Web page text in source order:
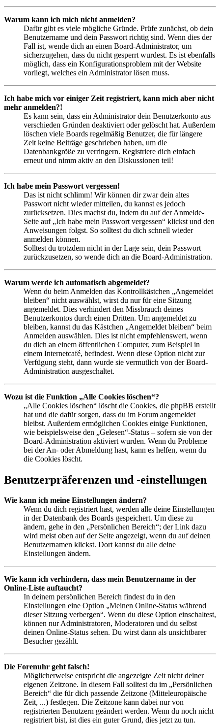
Warum kann ich mich nicht anmelden?
Dafür gibt es viele mögliche Gründe. Prüfe zunächst, ob dein
Benutzername und dein Passwort richtig sind. Wenn dies der
Fall ist, wende dich an einen Board-Administrator, um
sicherzugehen, dass du nicht gesperrt wurdest. Es ist ebenfalls
möglich, dass ein Konfigurationsproblem mit der Website
vorliegt, welches ein Administrator lösen muss.
Ich habe mich vor einiger Zeit registriert, kann mich aber nicht
mehr anmelden?!
Es kann sein, dass ein Administrator dein Benutzerkonto aus
verschieden Gründen deaktiviert oder gelöscht hat. Außerdem
löschen viele Boards regelmäßig Benutzer, die für längere
Zeit keine Beiträge geschrieben haben, um die
Datenbankgröße zu verringern. Registriere dich einfach
erneut und nimm aktiv an den Diskussionen teil!
Ich habe mein Passwort vergessen!
Das ist nicht schlimm! Wir können dir zwar dein altes
Passwort nicht wieder mitteilen, du kannst es jedoch
zurücksetzen. Dies machst du, indem du auf der Anmelde-
Seite auf „Ich habe mein Passwort vergessen“ klickst und den
Anweisungen folgst. So solltest du dich schnell wieder
anmelden können.
Solltest du trotzdem nicht in der Lage sein, dein Passwort
zurückzusetzen, so wende dich an die Board-Administration.
Warum werde ich automatisch abgemeldet?
Wenn du beim Anmelden das Kontrollkästchen „Angemeldet
bleiben“ nicht auswählst, wirst du nur für eine Sitzung
angemeldet. Dies verhindert den Missbrauch deines
Benutzerkontos durch einen Dritten. Um angemeldet zu
bleiben, kannst du das Kästchen „Angemeldet bleiben“ beim
Anmelden auswählen. Dies ist nicht empfehlenswert, wenn
du dich an einem öffentlichen Computer, zum Beispiel in
einem Internetcafé, befindest. Wenn diese Option nicht zur
Verfügung steht, dann wurde sie vermutlich von der Board-
Administration ausgeschaltet.
Wozu ist die Funktion „Alle Cookies löschen“?
„Alle Cookies löschen“ löscht die Cookies, die phpBB erstellt
hat und die dafür sorgen, dass du im Forum angemeldet
bleibst. Außerdem ermöglichen Cookies einige Funktionen,
wie beispielsweise den „Gelesen“-Status – sofern sie von der
Board-Administration aktiviert wurden. Wenn du Probleme
bei der An- oder Abmeldung hast, kann es helfen, wenn du
die Cookies löscht.
Benutzerpräferenzen und -einstellungen
Wie kann ich meine Einstellungen ändern?
Wenn du dich registriert hast, werden alle deine Einstellungen
in der Datenbank des Boards gespeichert. Um diese zu
ändern, gehe in den „Persönlichen Bereich“; der Link dazu
wird meist oben auf der Seite angezeigt, wenn du auf deinen
Benutzernamen klickst. Dort kannst du alle deine
Einstellungen ändern.
Wie kann ich verhindern, dass mein Benutzername in der
Online-Liste auftaucht?
In deinem persönlichen Bereich findest du in den
Einstellungen eine Option „Meinen Online-Status während
dieser Sitzung verbergen“. Wenn du diese Option einschaltest,
können nur Administratoren, Moderatoren und du selbst
deinen Online-Status sehen. Du wirst dann als unsichtbarer
Besucher gezählt.
Die Forenuhr geht falsch!
Möglicherweise entspricht die angezeigte Zeit nicht deiner
eigenen Zeitzone. In diesem Fall solltest du im „Persönlichen
Bereich“ die für dich passende Zeitzone (Mitteleuropäische
Zeit, ...) festlegen. Die Zeitzone kann dabei nur von
registrierten Benutzern geändert werden. Wenn du noch nicht
registriert bist, ist dies ein guter Grund, dies jetzt zu tun.